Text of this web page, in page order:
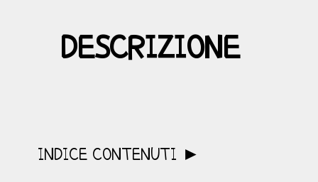
DESCRIZIONE
INDICE CONTENUTI ►